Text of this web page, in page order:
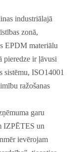
industriālajā
zonā,
EPDM materiālu
pieredze ir ļāvusi
sistēmu, ISO14001
ražošanas
garu
IZPĒTES un
ievērojam